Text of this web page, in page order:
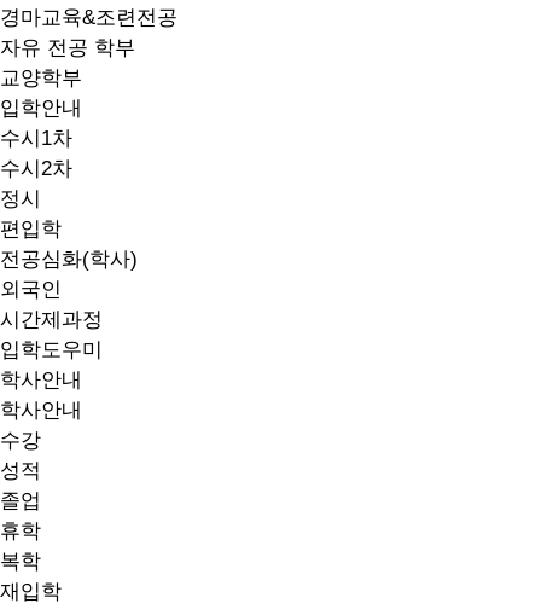
경마교육&조련전공
자유 전공 학부
교양학부
입학안내
수시1차
수시2차
정시
편입학
전공심화(학사)
외국인
시간제과정
입학도우미
학사안내
학사안내
수강
성적
졸업
휴학
복학
재입학